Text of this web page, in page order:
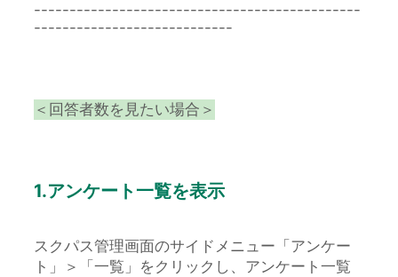
----------------------------------------------
----------------------------
＜回答者数を見たい場合＞
1.アンケート一覧を表示
スクパス管理画面のサイドメニュー「アンケー
ト」＞「一覧」をクリックし、アンケート一覧